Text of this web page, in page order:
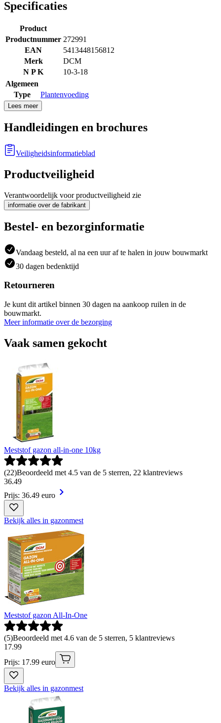
Specificaties
Product
Productnummer 272991
EAN
5413448156812
Merk
DCM
N P K
10-3-18
Algemeen
Type
Plantenvoeding
Lees meer
Handleidingen en brochures
Veiligheidsinformatieblad
Productveiligheid
Verantwoordelijk voor productveiligheid zie
informatie over de fabrikant
Bestel- en bezorginformatie
Vandaag besteld, al na een uur af te halen in jouw bouwmarkt
30 dagen bedenktijd
Retourneren
Je kunt dit artikel binnen 30 dagen na aankoop ruilen in de
bouwmarkt.
Meer informatie over de bezorging
Vaak samen gekocht
Meststof gazon all-in-one 10kg
(22)Beoordeeld met 4.5 van de 5 sterren, 22 klantreviews
36.49
Prijs: 36.49 euro
Bekijk alles in gazonmest
Meststof gazon All-In-One
(5)Beoordeeld met 4.6 van de 5 sterren, 5 klantreviews
17.99
Prijs: 17.99 euro
Bekijk alles in gazonmest